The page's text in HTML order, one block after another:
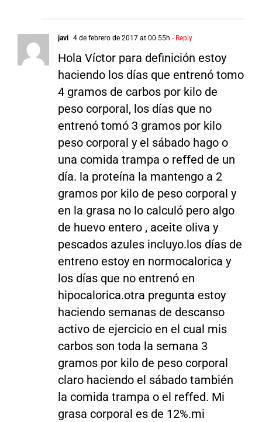
javi 4 de febrero de 2017 at 00:55h - Reply
Hola Víctor para definición estoy
haciendo los días que entrenó tomo
4 gramos de carbos por kilo de
peso corporal, los días que no
entrenó tomó 3 gramos por kilo
peso corporal y el sábado hago o
una comida trampa o reffed de un
día. la proteína la mantengo a 2
gramos por kilo de peso corporal y
en la grasa no lo calculó pero algo
de huevo entero , aceite oliva y
pescados azules incluyo.los días de
entreno estoy en normocalorica y
los días que no entrenó en
hipocalorica.otra pregunta estoy
haciendo semanas de descanso
activo de ejercicio en el cual mis
carbos son toda la semana 3
gramos por kilo de peso corporal
claro haciendo el sábado también
la comida trampa o el reffed. Mi
grasa corporal es de 12%.mi